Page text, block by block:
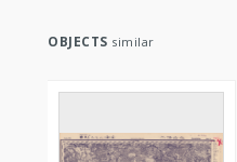
OBJECTS similar